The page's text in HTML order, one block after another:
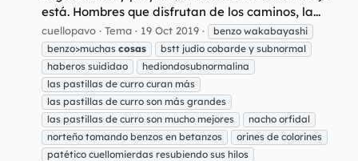
está. Hombres que disfrutan de los caminos, la...
cuellopavo Tema 19 Oct 2019
benzo wakabayashi
benzo>muchas cosas
bstt judío cobarde y subnormal
haberos suididao
hediondosubnormalina
las pastillas de curro curan más
las pastillas de curro son más grandes
las pastillas de curro son mucho mejores
nacho orfidal
norteño tomando benzos en betanzos
orines de colorines
patético cuellomierdas resubiendo sus hilos